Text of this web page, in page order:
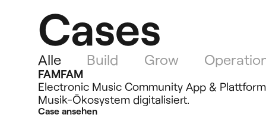
Cases
Alle Build Grow
FAMFAM
Electronic Music Community App &
Musik-Ökosystem digitalisiert.
Case ansehen